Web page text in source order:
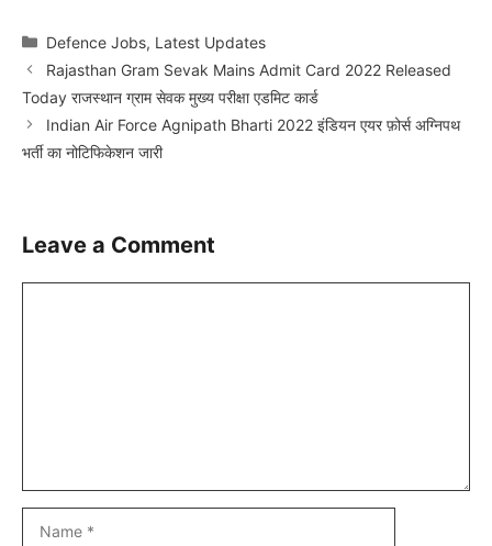
Categories
Defence Jobs, Latest Updates
Rajasthan Gram Sevak Mains Admit Card 2022 Released
Today राजस्थान ग्राम सेवक मुख्य परीक्षा एडमिट कार्ड
Indian Air Force Agnipath Bharti 2022 इंडियन एयर फ़ोर्स अग्निपथ
भर्ती का नोटिफिकेशन जारी
Leave a Comment